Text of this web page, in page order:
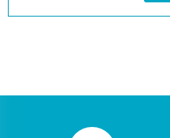
усвідомленості, вона допоможе